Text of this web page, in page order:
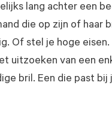
lang achter een
die op zijn of haar
Of stel je hoge
uitzoeken van een
bril. Een die past bij